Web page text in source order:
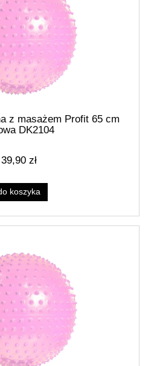
z masażem Profit 65 cm
DK2104
39,90 zł
koszyka